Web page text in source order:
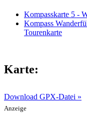
Kompasskarte 5 -
Kompass
Tourenkarte
Karte:
Download GPX-Datei »
Anzeige